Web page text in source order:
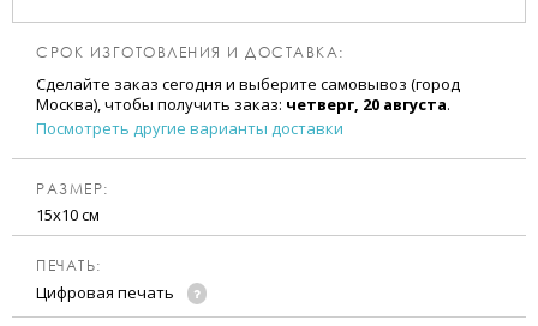
СРОК ИЗГОТОВЛЕНИЯ И ДОСТАВКА:
Сделайте заказ сегодня и выберите самовывоз (город
Москва), чтобы получить заказ: четверг, 20 августа.
Посмотреть другие варианты доставки
РАЗМЕР:
15х10 см
ПЕЧАТЬ:
Цифровая печать